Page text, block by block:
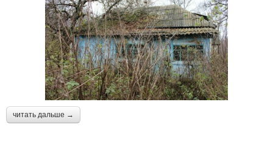
читать дальше →